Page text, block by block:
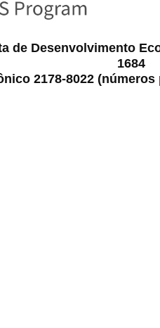
de Desenvolvimento
1684
2178-8022